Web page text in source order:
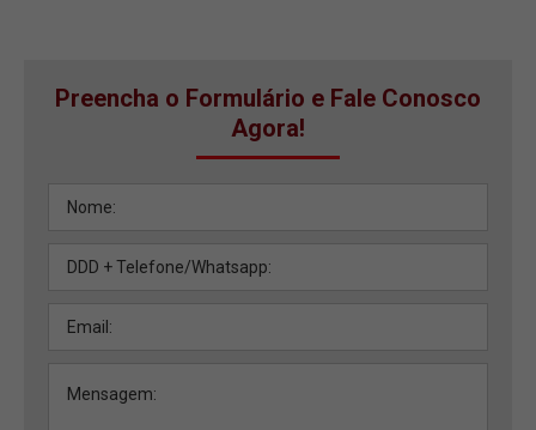
Preencha o Formulário e Fale Conosco
Agora!